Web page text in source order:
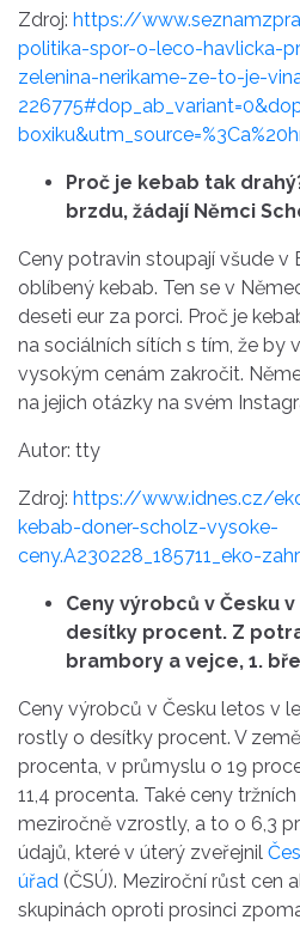
Zdroj: https://
politika-spor-o-leco-havlicka-
zelenina-nerikame-ze-to-je-
Proč je kebab tak
brzdu, žádají Němci
Ceny potravin stoupají všude v
oblíbený kebab. Ten se v
deseti eur za porci. Proč je
na sociálních sítích s tím, že by
vysokým cenám zakročit.
na jejich otázky na svém
Autor: tty
Zdroj: https://www.idnes.cz/
kebab-doner-scholz-vysoke-
ceny.A230228_185711_eko-
Ceny výrobců v Česku
desítky procent. Z
brambory a vejce, 1.
Ceny výrobců v Česku letos v
rostly o desítky procent. V
procenta, v průmyslu o 19
11,4 procenta. Také ceny
meziročně vzrostly, a to o 6,3
údajů, které v úterý zveřejnil
úřad (ČSÚ). Meziroční růst cen
skupinách oproti prosinci